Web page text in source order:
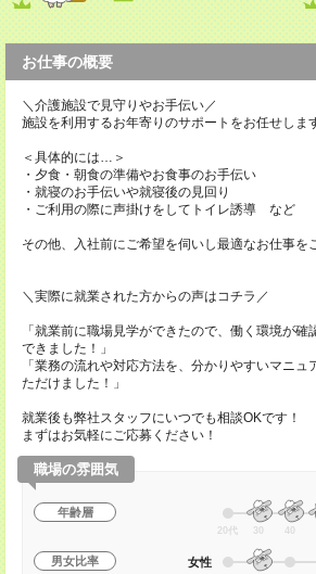
お仕事の概要
＼介護施設で見守りやお手伝い／
施設を利用するお年寄りのサポートをお任せしま
＜具体的には…＞
・夕食・朝食の準備やお食事のお手伝い
・就寝のお手伝いや就寝後の見回り
・ご利用の際に声掛けをしてトイレ誘導 など
その他、入社前にご希望を伺いし最適なお仕事を
＼実際に就業された方からの声はコチラ／
「就業前に職場見学ができたので、働く環境が
できました！」
「業務の流れや対応方法を、分かりやすいマニ
ただけました！」
就業後も弊社スタッフにいつでも相談OKです！
まずはお気軽にご応募ください！
職場の雰囲気
年齢層
20代 30 40
男女比率 女性